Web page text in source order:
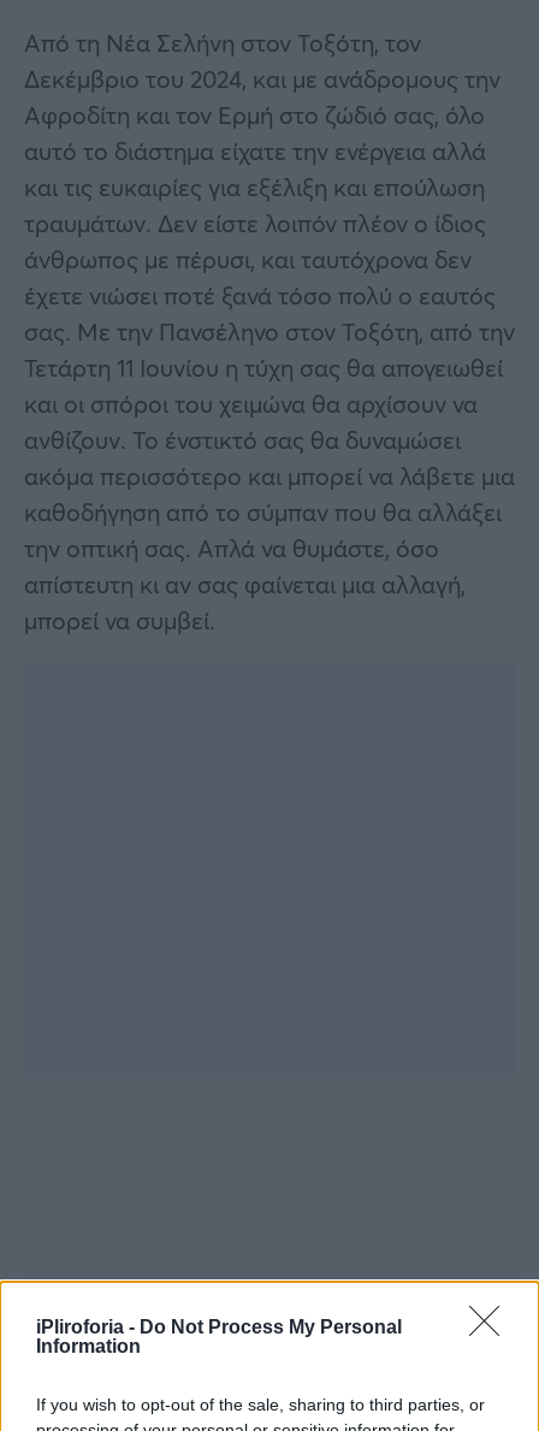
iPliroforia - Do Not Process My Personal
Information
If you wish to opt-out of the sale, sharing to third parties, or
Από τη Νέα Σελήνη στον Τοξότη, τον
Δεκέμβριο του 2024, και με ανάδρομους την
Αφροδίτη και τον Ερμή στο ζώδιό σας, όλο
αυτό το διάστημα είχατε την ενέργεια αλλά
και τις ευκαιρίες για εξέλιξη και επούλωση
τραυμάτων. Δεν είστε λοιπόν πλέον ο ίδιος
άνθρωπος με πέρυσι, και ταυτόχρονα δεν
έχετε νιώσει ποτέ ξανά τόσο πολύ ο εαυτός
σας. Με την Πανσέληνο στον Τοξότη, από την
Τετάρτη 11 Ιουνίου η τύχη σας θα απογειωθεί
και οι σπόροι του χειμώνα θα αρχίσουν να
ανθίζουν. Το ένστικτό σας θα δυναμώσει
ακόμα περισσότερο και μπορεί να λάβετε μια
καθοδήγηση από το σύμπαν που θα αλλάξει
την οπτική σας. Απλά να θυμάστε, όσο
απίστευτη κι αν σας φαίνεται μια αλλαγή,
μπορεί να συμβεί.